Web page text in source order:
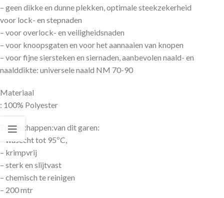
– geen dikke en dunne plekken, optimale steekzekerheid
voor lock- en stepnaden
– voor overlock- en veiligheidsnaden
– voor knoopsgaten en voor het aannaaien van knopen
– voor fijne siersteken en siernaden, aanbevolen naald- en
naalddikte: universele naald NM 70-90
Materiaal
: 100% Polyester
Eigenschappen:van dit garen:
– wasecht tot 95ºC,
– krimpvrij
– sterk en slijtvast
– chemisch te reinigen
– 200 mtr